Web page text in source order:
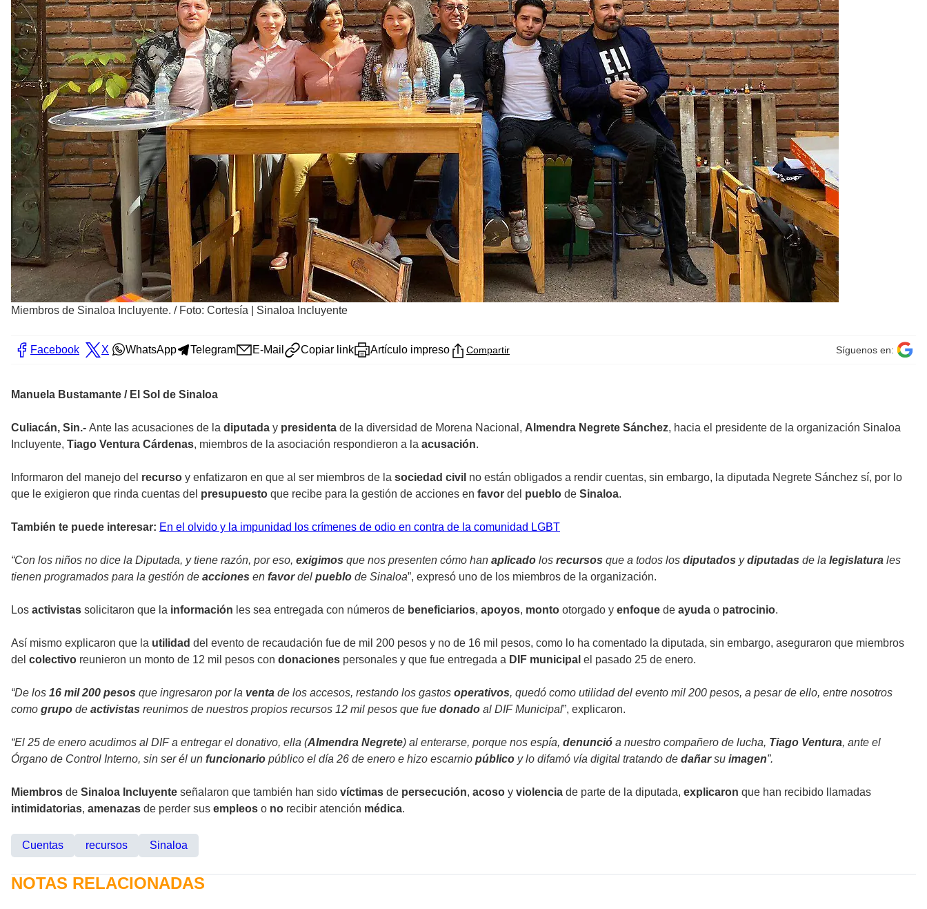
Miembros de Sinaloa Incluyente. / Foto: Cortesía | Sinaloa Incluyente
Facebook X WhatsApp Telegram E-Mail Copiar link Artículo impreso Compartir Síguenos en:
Manuela Bustamante / El Sol de Sinaloa
Culiacán, Sin.- Ante las acusaciones de la diputada y presidenta de la diversidad de Morena Nacional, Almendra Negrete Sánchez, hacia el presidente de la organización Sinaloa
Incluyente, Tiago Ventura Cárdenas, miembros de la asociación respondieron a la acusación.
Informaron del manejo del recurso y enfatizaron en que al ser miembros de la sociedad civil no están obligados a rendir cuentas, sin embargo, la diputada Negrete Sánchez sí, por lo
que le exigieron que rinda cuentas del presupuesto que recibe para la gestión de acciones en favor del pueblo de Sinaloa.
También te puede interesar: En el olvido y la impunidad los crímenes de odio en contra de la comunidad LGBT
“Con los niños no dice la Diputada, y tiene razón, por eso, exigimos que nos presenten cómo han aplicado los recursos que a todos los diputados ydiputadas de la legislatura les
tienen programados para la gestión de acciones en favordel pueblo de Sinaloa”, expresó uno de los miembros de la organización.
Los activistas solicitaron que la información les sea entregada con números de beneficiarios, apoyos, monto otorgado y enfoque de ayuda o patrocinio.
Así mismo explicaron que la utilidad del evento de recaudación fue de mil 200 pesos y no de 16 mil pesos, como lo ha comentado la diputada, sin embargo, aseguraron que miembros
del colectivo reunieron un monto de 12 mil pesos con donaciones personales y que fue entregada a DIF municipal el pasado 25 de enero.
“De los 16 mil 200 pesos que ingresaron por la venta de los accesos, restando los gastos operativos, quedó como utilidad del evento mil 200 pesos, a pesar de ello, entre nosotros
como grupo de activistas reunimos de nuestros propios recursos 12 mil pesos que fue donado al DIF Municipal”, explicaron.
“El 25 de enero acudimos al DIF a entregar el donativo, ella (Almendra Negrete) al enterarse, porque nos espía, denunció a nuestro compañero de lucha, Tiago Ventura, ante el
Órgano de Control Interno, sin ser él un funcionario público el día 26 de enero e hizo escarnio público y lo difamó vía digital tratando de dañarsu imagen”.
Miembros de Sinaloa Incluyente señalaron que también han sido víctimas de persecución, acoso y violencia de parte de la diputada, explicaron que han recibido llamadas
intimidatorias, amenazas de perder sus empleos o no recibir atención médica.
Cuentas recursos Sinaloa
NOTAS RELACIONADAS